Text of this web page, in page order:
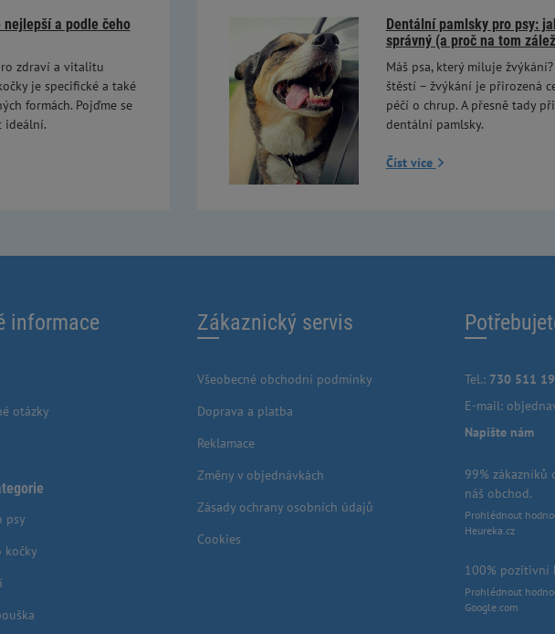
a podle čeho
zdraví a vitalitu
je specifické a také
formách. Pojďme se
ideální.
Dentální pamlsky pro psy:
správný (a proč na tom
Máš psa, který miluje
štěstí – žvýkání je přirozená
péčí o chrup. A přesně tady
dentální pamlsky.
Číst více
informace
otázky
psy
kočky
Zákaznický servis
Všeobecné obchodní podmínky
Doprava a platba
Reklamace
Změny v objednávkách
Zásady ochrany osobních údajů
Cookies
Tel.: 730 511
E-mail:
Napište nám
99% zákazníků
náš obchod.
Prohlédnout
Heureka.cz
100% pozitivní
Prohlédnout
Google.com